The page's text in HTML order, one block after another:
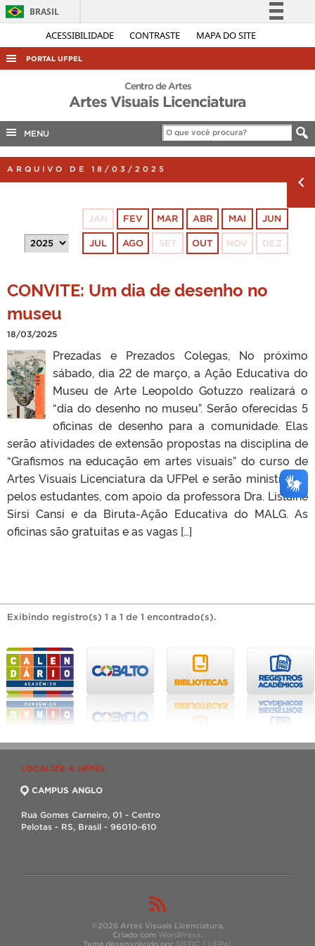
ACESSIBILIDADE CONTRASTE MAPA DO SITE
BRASIL
Simplifique!
Acesso à informação
Legislação
Canais
PORTAL UFPEL
COBALTO
Centro de Artes
Artes Visuais Licenciatura
MENU
ARQUIVO DE 18/03/2025
JAN FEV MAR ABR MAI JUN
JUL AGO SET OUT NOV DEZ
CONVITE: Um dia de desenho no
museu
18/03/2025
Prezadas e Prezados Colegas, No próximo
sábado, dia 22 de março, a Ação Educativa do
Museu de Arte Leopoldo Gotuzzo realizará o
“dia do desenho no museu”. Serão oferecidas 5
oficinas de desenho para a comunidade. Elas
serão atividades de extensão propostas na disciplina de
“Grafismos na educação em artes visuais” do curso de
Artes Visuais Licenciatura da UFPel e serão ministradas
pelos estudantes, com apoio da professora Dra. Lislaine
Sirsi Cansi e da Biruta-Ação Educativa do MALG. As
oficinas são gratuitas e as vagas […]
Exibindo registro(s) 1 a 1 de 1 encontrado(s).
LOCALIZE A UFPEL
CAMPUS ANGLO
Rua Gomes Carneiro, 01 - Centro
Pelotas - RS, Brasil - 96010-610
©2026 Artes Visuais Licenciatura.
Criado com WordPress.
Tema desenvolvido por SGTIC / UFPel.